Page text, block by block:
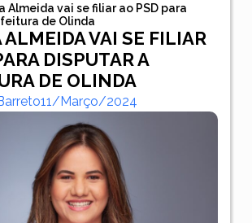
Almeida vai se filiar ao PSD para
de Olinda
VAI SE FILIAR
DISPUTAR A
DE OLINDA
11/março/2024